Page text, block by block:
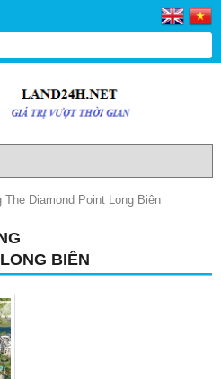
Diamond Point Long Biên
BIÊN